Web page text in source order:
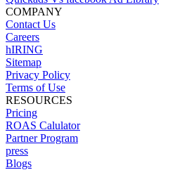
COMPANY
Contact Us
Careers
hIRING
Sitemap
Privacy Policy
Terms of Use
RESOURCES
Pricing
ROAS Calulator
Partner Program
press
Blogs